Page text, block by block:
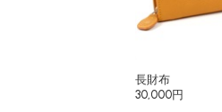
長財布
30,000円